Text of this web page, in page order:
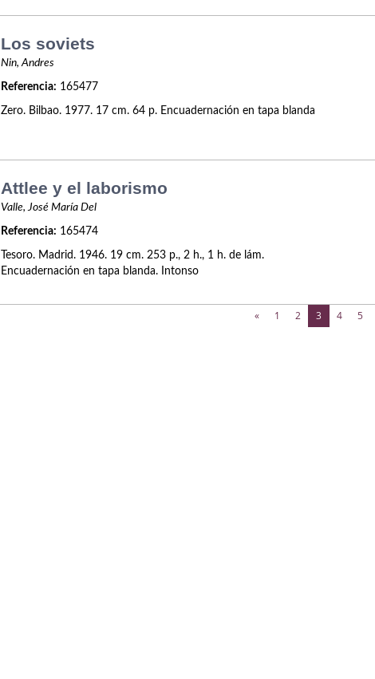
Los soviets
Nin, Andres
Referencia: 165477
Zero. Bilbao. 1977. 17 cm. 64 p. Encuadernación en tapa blanda
Attlee y el laborismo
Valle, José María Del
Referencia: 165474
Tesoro. Madrid. 1946. 19 cm. 253 p., 2 h., 1 h. de lám.
Encuadernación en tapa blanda. Intonso
« 1 2 3 (current)
4 5